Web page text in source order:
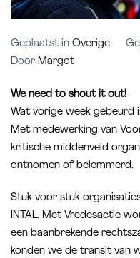
Geplaatst in Overige
Door Margot
We need to shout it out!
Wat vorige week gebeurd
Met medewerking van
kritische middenveld
ontnomen of belemmerd.
Stuk voor stuk
INTAL. Met Vredesactie
een baanbrekende
konden we de transit van